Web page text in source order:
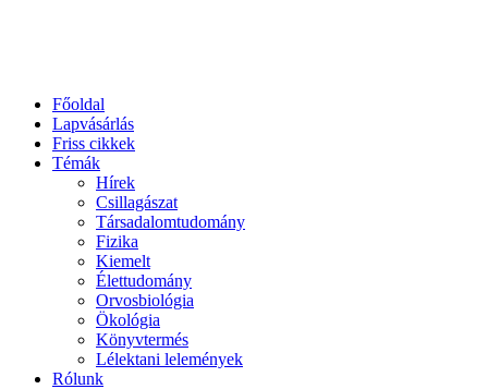
Főoldal
Lapvásárlás
Friss cikkek
Témák
Hírek
Csillagászat
Társadalomtudomány
Fizika
Kiemelt
Élettudomány
Orvosbiológia
Ökológia
Könyvtermés
Lélektani lelemények
Rólunk